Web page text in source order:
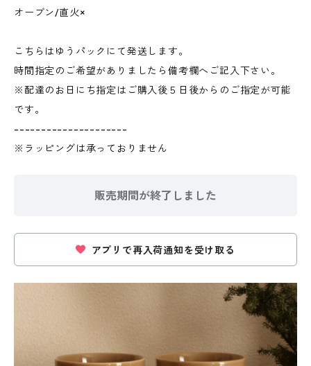
オーブン/直火×
こちらはゆうパックにて発送します。
時間指定のご希望がありましたら備考欄へご記入下さい。
※配達のお日にち指定はご購入後５日後からのご指定が可能
です。
---------------------
※ラッピングは承っておりません
販売期間が終了しました
アプリで再入荷通知を受け取る